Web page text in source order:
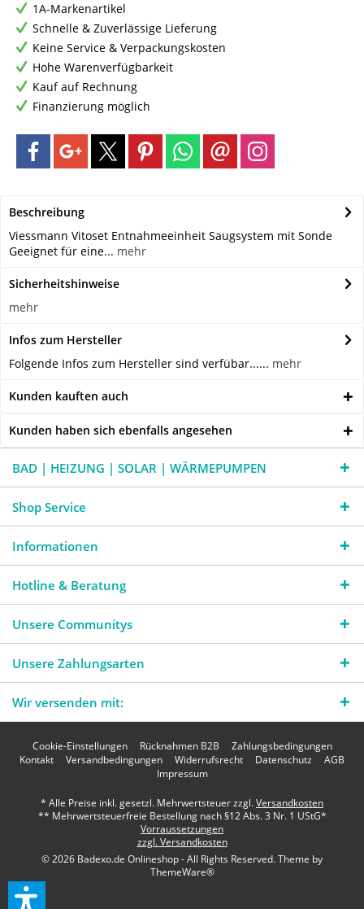
1A-Markenartikel
Schnelle & Zuverlässige Lieferung
Keine Service & Verpackungskosten
Hohe Warenverfügbarkeit
Kauf auf Rechnung
Finanzierung möglich
Beschreibung
Viessmann Vitoset Entnahmeeinheit Saugsystem mit Sonde
Geeignet für eine... mehr
Sicherheitshinweise
mehr
Infos zum Hersteller
Folgende Infos zum Hersteller sind verfübar...... mehr
Kunden kauften auch
Kunden haben sich ebenfalls angesehen
BAD | HEIZUNG | SOLAR | WÄRMEPUMPEN
Shop Service
Informationen
Hotline & Beratung
Unsere Communitys
Unsere Zahlungsarten
Wir versenden mit:
Cookie-Einstellungen Rücknahmen B2B
Zahlungsbedingungen
Kontakt
Versandbedingungen Widerrufsrecht Datenschutz
AGB
Impressum
* Alle Preise inkl. gesetzl. Mehrwertsteuer zzgl.Versandkosten
** Mehrwertsteuerfreie Bestellung nach §12 Abs. 3 Nr. 1 UStG*
Vorraussetzungen
zzgl. Versandkosten
© 2026 Badexo.de Onlineshop - All Rights Reserved. Theme by
ThemeWare®